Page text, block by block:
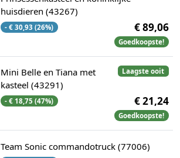
huisdieren (43267)
- € 30,93 (26%) € 89,06
Goedkoopste!
Laagste ooit
Mini Belle en Tiana met
kasteel (43291)
- € 18,75 (47%) € 21,24
Goedkoopste!
Team Sonic commandotruck (77006)